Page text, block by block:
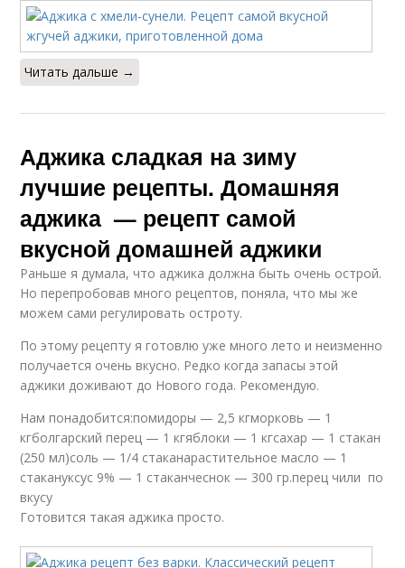
Читать дальше →
Аджика сладкая на зиму
лучшие рецепты. Домашняя
аджика — рецепт самой
вкусной домашней аджики
Раньше я думала, что аджика должна быть очень острой.
Но перепробовав много рецептов, поняла, что мы же
можем сами регулировать остроту.
По этому рецепту я готовлю уже много лето и неизменно
получается очень вкусно. Редко когда запасы этой
аджики доживают до Нового года. Рекомендую.
Нам понадобится:помидоры — 2,5 кгморковь — 1
кгболгарский перец — 1 кгяблоки — 1 кгсахар — 1 стакан
(250 мл)соль — 1/4 стаканарастительное масло — 1
стакануксус 9% — 1 стаканчеснок — 300 гр.перец чили по
вкусу
Готовится такая аджика просто.